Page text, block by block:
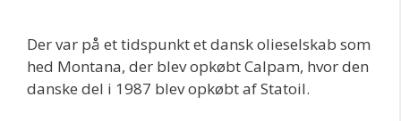
Der var på et tidspunkt et dansk olieselskab som
hed Montana, der blev opkøbt Calpam, hvor den
danske del i 1987 blev opkøbt af Statoil.